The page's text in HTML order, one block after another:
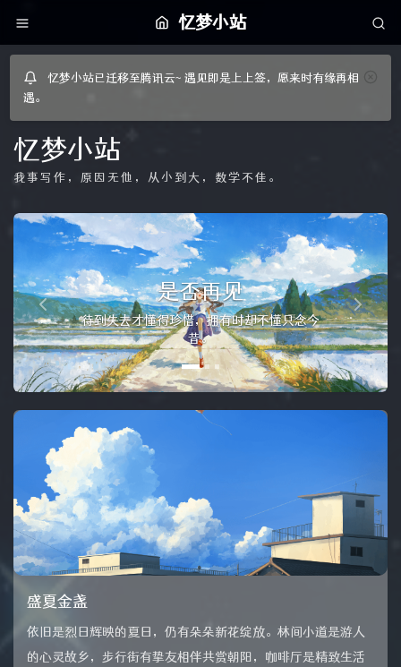
忆梦小站
忆梦小站已迁移至腾讯云~ 遇见即是上上签，愿来时有缘再相
遇。
忆梦小站
我事写作，原因无他，从小到大，数学不佳。
我们曾拼尽全力，只为世间
一声赞许——Depression
后来我才明白，我所看到的的，是你绽放得最
美的那一秒。
P
e
v
i
o
u
s
N
e
x
t
盛夏金盏
依旧是烈日辉映的夏日，仍有朵朵新花绽放。林间小道是游人
的心灵故乡，步行街有挚友相伴共赏朝阳，咖啡厅是精致生活